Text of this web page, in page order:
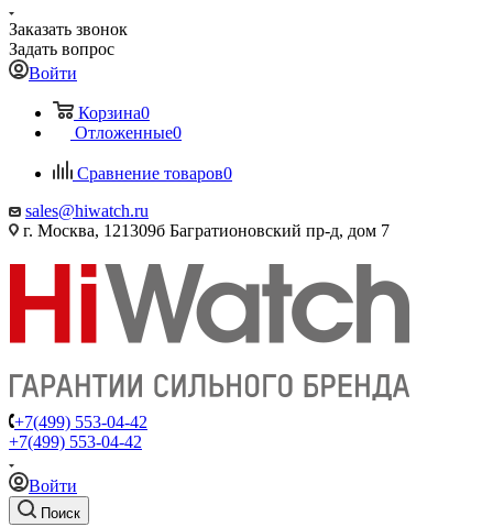
Заказать звонок
Задать вопрос
Войти
Корзина0
Отложенные0
Сравнение товаров0
sales@hiwatch.ru
г. Москва, 121309б Багратионовский пр-д, дом 7
+7(499) 553-04-42
+7(499) 553-04-42
Войти
Поиск